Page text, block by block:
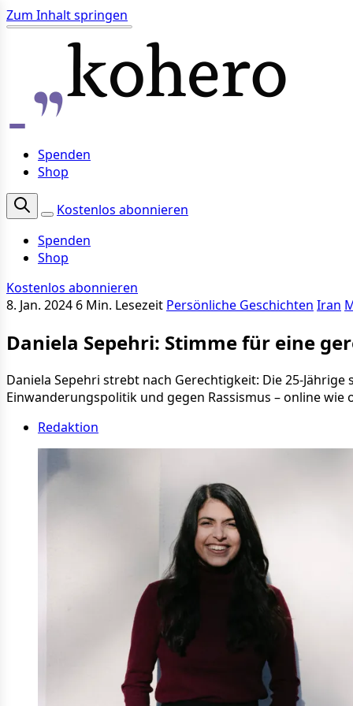
Zum Inhalt springen
Spenden
Shop
Kostenlos abonnieren
Spenden
Shop
Kostenlos abonnieren
8. Jan. 2024 6 Min. Lesezeit Persönliche Geschichten Iran
Daniela Sepehri: Stimme für eine
Daniela Sepehri strebt nach Gerechtigkeit: Die 25-
Einwanderungspolitik und gegen Rassismus – online wie
Redaktion